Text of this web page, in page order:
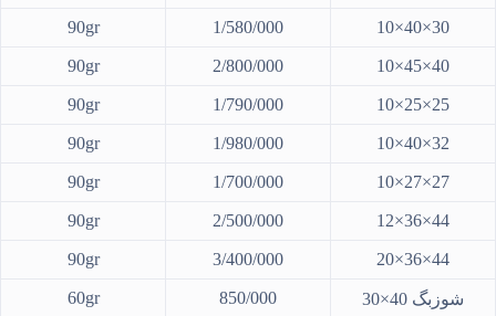
30×40×10
1/580/000
90gr
40×45×10
2/800/000
90gr
25×25×10
1/790/000
90gr
32×40×10
1/980/000
90gr
27×27×10
1/700/000
90gr
44×36×12
2/500/000
90gr
44×36×20
3/400/000
90gr
شوزبگ 40×30 850/000
60gr